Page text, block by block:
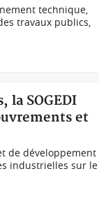
technique,
travaux publics,
la SOGEDI
et
de développement
industrielles sur le